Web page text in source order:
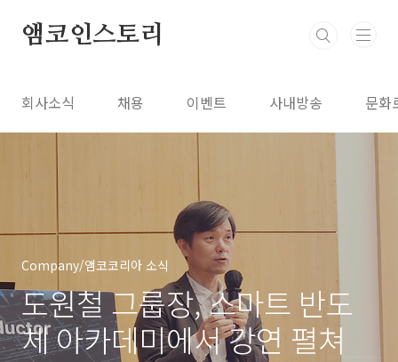
앰코인스토리
회사소식 채용 이벤트 사내방송 문화
Company/앰코코리아 소식
도원철 그룹장, 스마트 반도
체 아카데미에서 강연 펼쳐